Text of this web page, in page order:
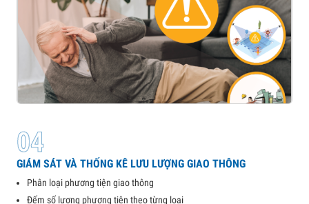
04
GIÁM SÁT VÀ THỐNG KÊ LƯU LƯỢNG GIAO THÔNG
Phân loại phương tiện giao thông
Đếm số lượng phương tiện theo từng loại